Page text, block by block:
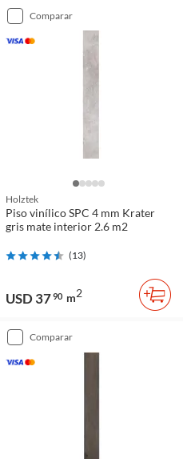
comparar
Holztek
Piso vinílico SPC 4 mm Krater
gris mate interior 2.6 m2
(13)
USD 3790 m2
comparar